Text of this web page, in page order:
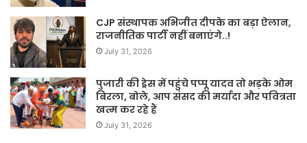
CJP संस्थापक अभिजीत दीपके का बड़ा ऐलान,
राजनीतिक पार्टी नहीं बनाएंगे..!
July 31, 2026
पुजारी की ड्रेस में पहुंचे पप्पू यादव तो भड़के ओम
बिरला, बोले, आप संसद की मर्यादा और पवित्रता
खत्म कर रहे हैं
July 31, 2026